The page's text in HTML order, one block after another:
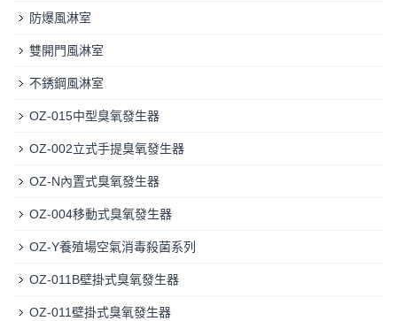
防爆風淋室
雙開門風淋室
不銹鋼風淋室
OZ-015中型臭氧發生器
OZ-002立式手提臭氧發生器
OZ-N內置式臭氧發生器
OZ-004移動式臭氧發生器
OZ-Y養殖場空氣消毒殺菌系列
OZ-011B壁掛式臭氧發生器
OZ-011壁掛式臭氧發生器